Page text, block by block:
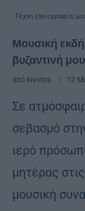
Τέχνη (αγιογραφία,
Μουσική
βυζαντινή
από kivotos 12
Σε
σεβασμό
ιερό
μητέρας
μουσική